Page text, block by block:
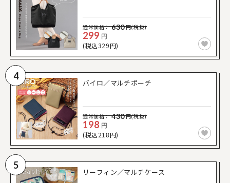
通常価格： 630円(税抜)
299 円
(税込329円)
4
バイロ／マルチポーチ
通常価格： 430円(税抜)
198 円
(税込218円)
5
リーフィン／マルチケース